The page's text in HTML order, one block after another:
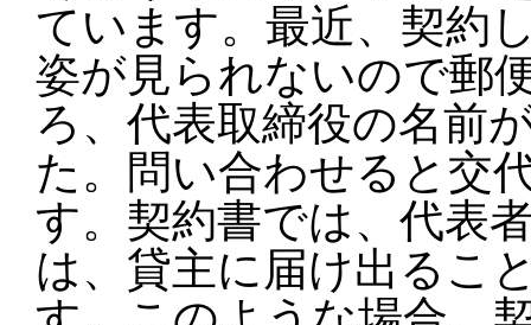
ています。最近、契約
姿が見られないので郵
ろ、代表取締役の名前
た。問い合わせると交
す。契約書では、代表
は、貸主に届け出るこ